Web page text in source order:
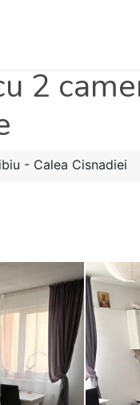
2
- Calea Cisnadiei